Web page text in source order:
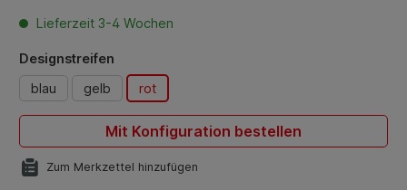
Lieferzeit 3-4 Wochen
Designstreifen
blau
gelb rot
Mit Konfiguration bestellen
Zum Merkzettel hinzufügen